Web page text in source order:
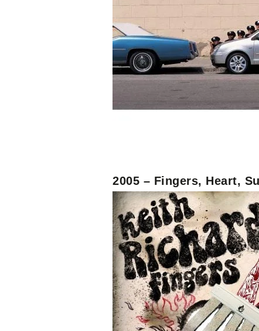
2005 – Fingers, Heart,